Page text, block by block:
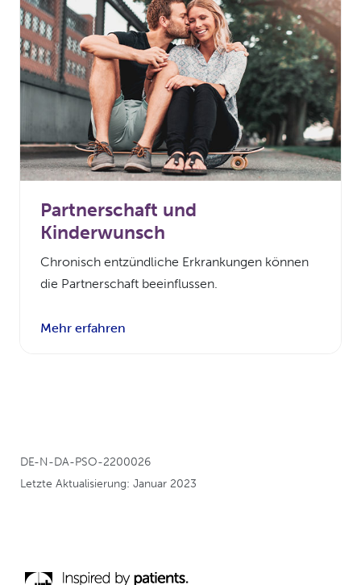
Partnerschaft und
Kinderwunsch
Chronisch entzündliche Erkrankungen können
die Partnerschaft beeinflussen.
Mehr erfahren
DE-N-DA-PSO-2200026
Letzte Aktualisierung: Januar 2023